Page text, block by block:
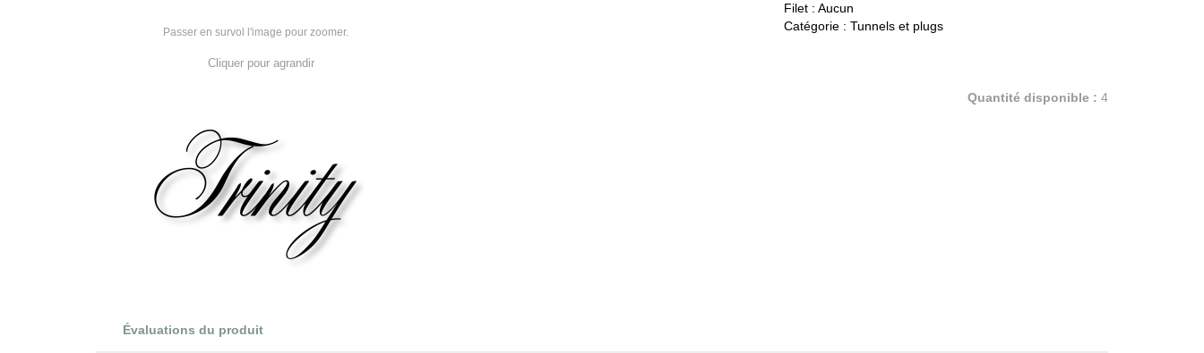
Passer en survol l'image pour zoomer.
Cliquer pour agrandir
Filet : Aucun
Catégorie : Tunnels et plugs
Quantité disponible : 4
Évaluations du produit